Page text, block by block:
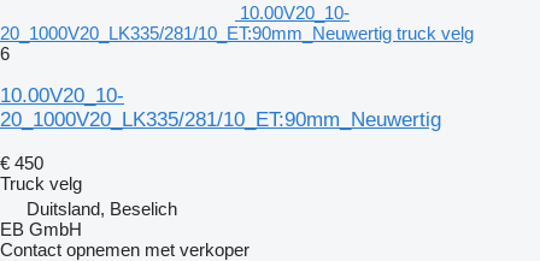
10.00V20_10-
20_1000V20_LK335/281/10_ET:90mm_Neuwertig truck velg
6
10.00V20_10-
20_1000V20_LK335/281/10_ET:90mm_Neuwertig
€ 450
Truck velg
Duitsland, Beselich
EB GmbH
Contact opnemen met verkoper